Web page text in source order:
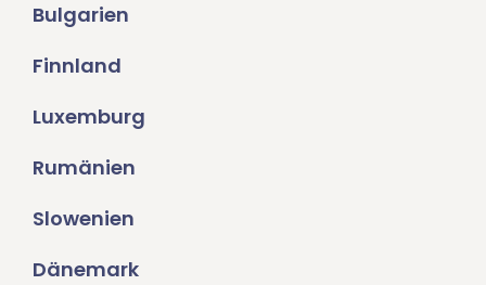
Bulgarien
Finnland
Luxemburg
Rumänien
Slowenien
Dänemark